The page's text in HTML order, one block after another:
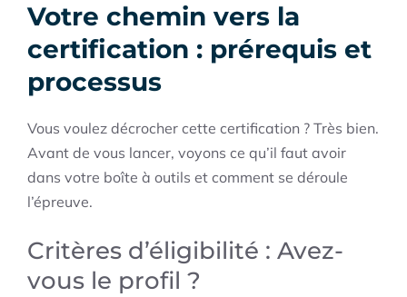
Votre chemin vers la
certification : prérequis et
processus
Vous voulez décrocher cette certification ? Très bien.
Avant de vous lancer, voyons ce qu’il faut avoir
dans votre boîte à outils et comment se déroule
l’épreuve.
Critères d’éligibilité : Avez-
vous le profil ?